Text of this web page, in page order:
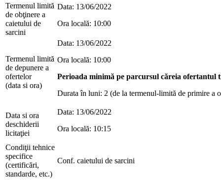
Termenul limită
de obţinere a
caietului de
sarcini
Data: 13/06/2022
Ora locală: 10:00
Termenul limită
de depunere a
ofertelor
(data si ora)
Data: 13/06/2022
Ora locală: 10:00
Perioada minimă pe parcursul căreia ofertantul
Durata în luni: 2 (de la termenul-limită de primire a
Data si ora
deschiderii
licitaţiei
Data: 13/06/2022
Ora locală: 10:15
Condiţii tehnice
specifice
(certificări,
standarde, etc.)
Conf. caietului de sarcini